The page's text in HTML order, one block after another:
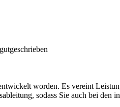
worden. Es vereint
sodass Sie auch bei den